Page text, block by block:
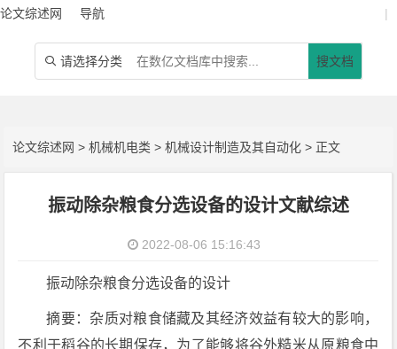
论文综述网 导航 |
 请选择分类 搜文档
论文综述网 >机械机电类 >机械设计制造及其自动化 > 正文
振动除杂粮食分选设备的设计文献综述
2022-08-06 15:16:43
振动除杂粮食分选设备的设计
摘要：杂质对粮食储藏及其经济效益有较大的影响，
不利于稻谷的长期保存，为了能够将谷外糙米从原粮食中